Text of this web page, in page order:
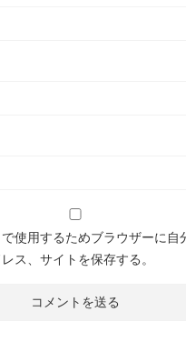
使用するためブラウザーに自
ス、サイトを保存する。